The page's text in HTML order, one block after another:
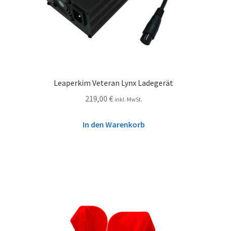
Leaperkim Veteran Lynx Ladegerät
219,00 € inkl. MwSt.
In den Warenkorb